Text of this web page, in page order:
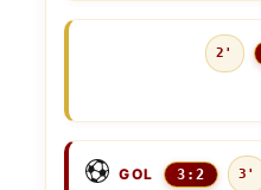
2'
GOL 3:2 3'